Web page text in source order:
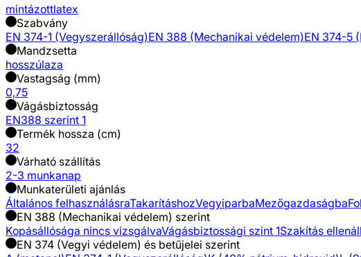
mintázottlatex
Szabvány
EN 374-1 (Vegyszerállóság)EN 388 (Mechanikai védelem)EN 374-5
Mandzsetta
hosszúlaza
Vastagság (mm)
0,75
Vágásbiztosság
EN388 szerint 1
Termék hossza (cm)
32
Várható szállítás
2-3 munkanap
Munkaterületi ajánlás
Általános felhasználásraTakarításhozVegyiparbaMezőgazdaságba
EN 388 (Mechanikai védelem) szerint
Kopásállósága nincs vizsgálvaVágásbiztossági szint 1Szakítás
EN 374 (Vegyi védelem) és betűjelei szerint